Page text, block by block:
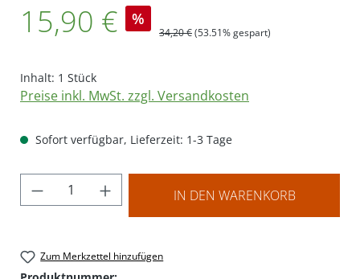
15,90 € %
Regulärer Preis:
34,20 €(53.51% gespart)
Inhalt: 1 Stück
Preise inkl. MwSt. zzgl. Versandkosten
Sofort verfügbar, Lieferzeit: 1-3 Tage
Produkt Anzahl: Gib den gewünschten
IN DEN WARENKORB
Zum Merkzettel hinzufügen